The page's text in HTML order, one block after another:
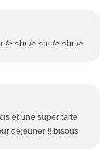
/> <br /> <br /> <br />
et une super tarte
déjeuner !! bisous